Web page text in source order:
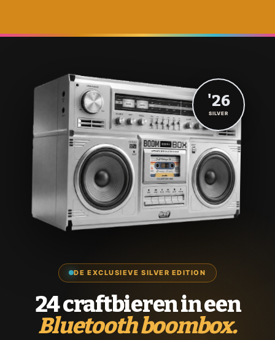
DE EXCLUSIEVE SILVER EDITION
24 craftbieren in een
Bluetooth boombox.
'26
SILVER